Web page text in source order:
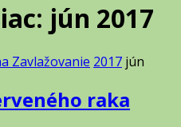
jún 2017
Zavlažovanie 2017 jún
raka